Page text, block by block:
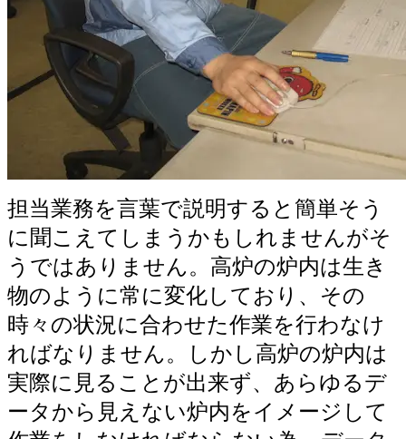
担当業務を言葉で説明すると簡単そう
に聞こえてしまうかもしれませんがそ
うではありません。高炉の炉内は生き
物のように常に変化しており、その
時々の状況に合わせた作業を行わなけ
ればなりません。しかし高炉の炉内は
実際に見ることが出来ず、あらゆるデ
ータから見えない炉内をイメージして